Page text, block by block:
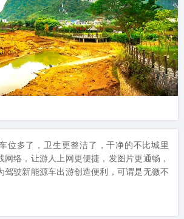
位多了，卫生更整洁了，干净的不比城里
网络，让游人上网更便捷，发图片更通畅，
驾驶新能源车出游创造便利，可谓是无微不